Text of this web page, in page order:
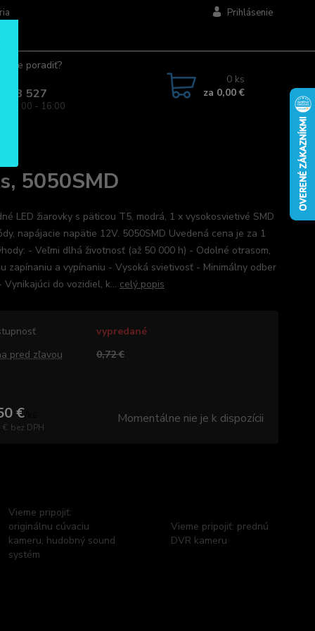
Prihlásenie
poradiť?
963 527
08:00 - 16:00
0 ks
za 0,00 €
5050SMD
LED žiarovky s päticou T5, modrá, 1 x vysokosvietivé SMD
napájacie napätie 12V. 5050SMD Uvedená cena je za 1
- Veľmi dlhá životnosť (až 50 000 h) - Odolné otrasom,
zapínaniu a vypínaniu - Vysoká svietivosť - Minimálny odber
Vynikajúci do vozidiel, k... celý popis
vypredané
pred zľavou
0,72 €
€/
€ bez DPH
Momentálne nie je k dispozícii
Vieme pripojiť:
originálnu cúvaciu
kameru, hudobný sound
systém
Vieme pripojiť: prednú
DVR kameru